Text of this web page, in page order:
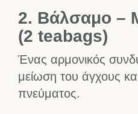
2. Βάλσαμο –
(2 teabags)
Ένας αρμονικός
μείωση του άγχους
πνεύματος.